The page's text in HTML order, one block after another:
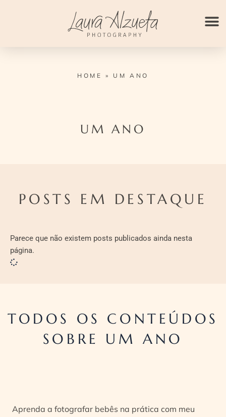
HOME » UM ANO
UM ANO
POSTS EM DESTAQUE
Parece que não existem posts publicados ainda nesta
página.
TODOS OS CONTEÚDOS
SOBRE UM ANO
Aprenda a fotografar bebês na prática com meu